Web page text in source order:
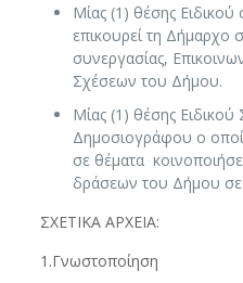
Μίας (1) θέσης
επικουρεί τη Δήμαρχο
συνεργασίας,
Σχέσεων του Δήμου.
Μίας (1) θέσης Ειδικού
Δημοσιογράφου ο
σε θέματα
δράσεων του Δήμου
ΣΧΕΤΙΚΑ ΑΡΧΕΙΑ:
1.Γνωστοποίηση